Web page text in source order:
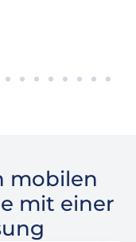
mobilen
mit einer